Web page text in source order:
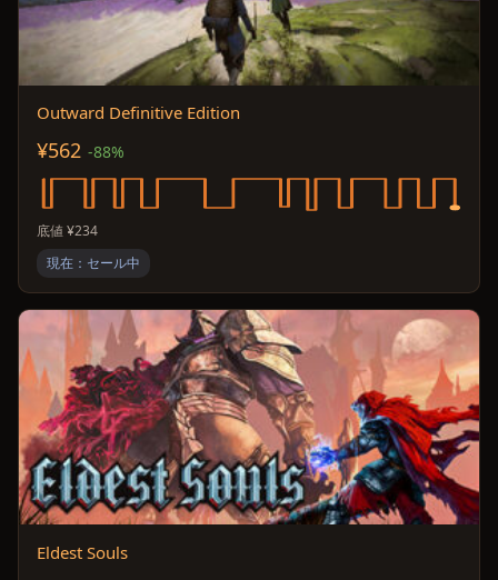
Outward Definitive Edition
¥562 -88%
底値 ¥234
現在：セール中
Eldest Souls